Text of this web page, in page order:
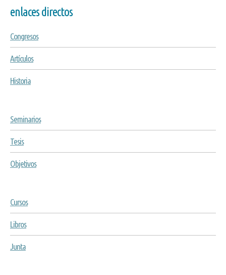
enlaces directos
Congresos
Artículos
Historia
Seminarios
Tesis
Objetivos
Cursos
Libros
Junta